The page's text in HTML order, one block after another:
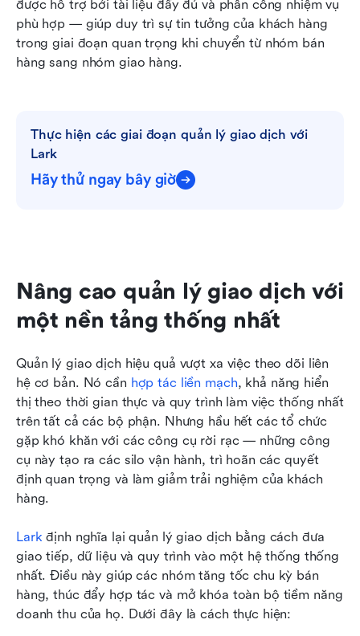
được hỗ trợ bởi tài liệu đầy đủ và phân công nhiệm vụ
phù hợp — giúp duy trì sự tin tưởng của khách hàng
trong giai đoạn quan trọng khi chuyển từ nhóm bán
hàng sang nhóm giao hàng.
Thực hiện các giai đoạn quản lý giao dịch với
Lark
Hãy thử ngay bây giờ
Nâng cao quản lý giao dịch với
một nền tảng thống nhất
Quản lý giao dịch hiệu quả vượt xa việc theo dõi liên
hệ cơ bản. Nó cần hợp tác liền mạch, khả năng hiển
thị theo thời gian thực và quy trình làm việc thống nhất
trên tất cả các bộ phận. Nhưng hầu hết các tổ chức
gặp khó khăn với các công cụ rời rạc — những công
cụ này tạo ra các silo vận hành, trì hoãn các quyết
định quan trọng và làm giảm trải nghiệm của khách
hàng.
Lark định nghĩa lại quản lý giao dịch bằng cách đưa
giao tiếp, dữ liệu và quy trình vào một hệ thống thống
nhất. Điều này giúp các nhóm tăng tốc chu kỳ bán
hàng, thúc đẩy hợp tác và mở khóa toàn bộ tiềm năng
doanh thu của họ. Dưới đây là cách thực hiện: